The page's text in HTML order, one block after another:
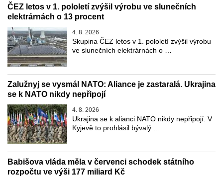
ČEZ letos v 1. pololetí zvýšil výrobu ve slunečních
elektrárnách o 13 procent
4. 8. 2026
Skupina ČEZ letos v 1. pololetí zvýšil výrobu
ve slunečních elektrárnách o …
Zalužnyj se vysmál NATO: Aliance je zastaralá. Ukrajina
se k NATO nikdy nepřipojí
4. 8. 2026
Ukrajina se k alianci NATO nikdy nepřipojí. V
Kyjevě to prohlásil bývalý …
Babišova vláda měla v červenci schodek státního
rozpočtu ve výši 177 miliard Kč